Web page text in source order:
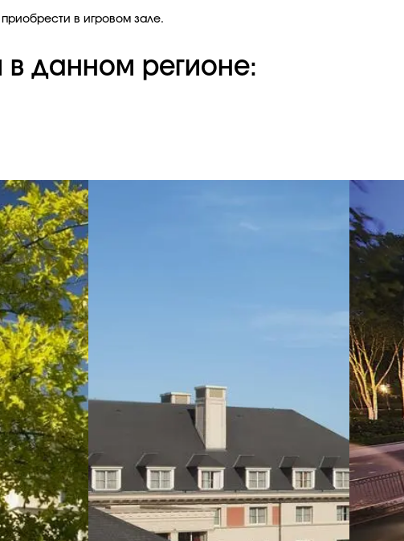
в игровом зале.
в данном регионе: